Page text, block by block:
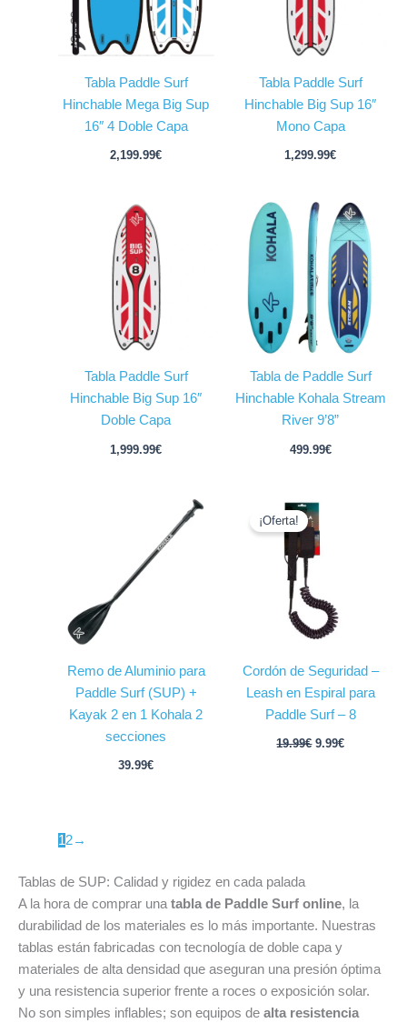
Tabla Paddle Surf
Hinchable Mega Big Sup
16″ 4 Doble Capa
2,199.99€
Tabla Paddle Surf
Hinchable Big Sup 16″
Mono Capa
1,299.99€
Tabla Paddle Surf
Hinchable Big Sup 16″
Doble Capa
1,999.99€
Tabla de Paddle Surf
Hinchable Kohala Stream
River 9’8”
499.99€
Remo de Aluminio para
Paddle Surf (SUP) +
Kayak 2 en 1 Kohala 2
secciones
39.99€
¡Oferta!
Cordón de Seguridad –
Leash en Espiral para
Paddle Surf – 8
19.99€
El
precio
original
era:
9.99€
12→
Tablas de SUP: Calidad y rigidez en cada palada
A la hora de comprar una tabla de Paddle Surf online, la
durabilidad de los materiales es lo más importante. Nuestras
tablas están fabricadas con tecnología de doble capa y
materiales de alta densidad que aseguran una presión óptima
y una resistencia superior frente a roces o exposición solar.
No son simples inflables; son equipos de alta resistencia